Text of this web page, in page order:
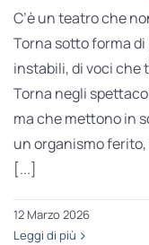
C’è un teatro che
Torna sotto forma
instabili, di voci che
Torna negli
ma che mettono in
un organismo
[...]
12 Marzo 2026
Leggi di più